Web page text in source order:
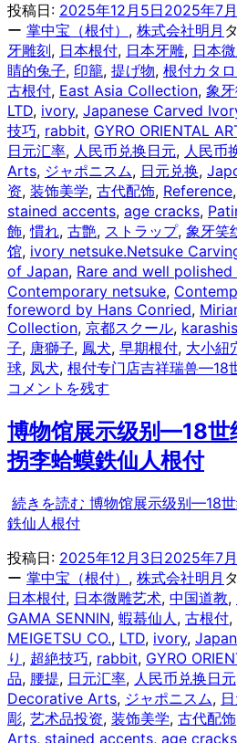
投稿日: 2025年12月5日2025年7
ー 掌中宝（根付） , 株式会社明月
牙雕刻, 日本根付, 日本牙雕, 日本
睛的兔子, 印籠, 提げ物, 根付カタ
古根付, East Asia Collection, 象
LTD, ivory, Japanese Carved
技巧, rabbit, GYRO ORIENTAL
日元汇率, 人民币兑换日元, 人民币
Arts, ジャポニスム, 日元兑换,
资, 装饰美学, 古代配饰, Reference,
stained accents, age cracks,
飾,慣れ, 古艶, ストラップ, 象牙笑
馆, ivory netsuke.Netsuke
of Japan, Rare and well
Contemporary netsuke,
foreword by Hans Conried,
Collection, 京都スクール,
子, 唐獅子, 鳳犬, 早期根付, 大小紐
球, 凤犬, 根付专门店吉祥瑞兽—18
コメントを残す
博物馆展示级别—18世
拐李蛤蟆鉄仙人根付
続きを読む 博物馆展示级别—18
鉄仙人根付
投稿日: 2025年12月3日2025年7
ー 掌中宝（根付） , 株式会社明月
日本根付, 日本微雕艺术, 中国道教,
GAMA SENNIN, 蝦蟇仙人 , 古根付,
MEIGETSU CO., LTD, ivory,
り , 超絶技巧, rabbit, GYRO
品, 腰提, 日元汇率, 人民币兑换日元
Decorative Arts, ジャポニスム,
彫, 艺术品投资, 装饰美学, 古代配饰
Arts, stained accents, age cracks